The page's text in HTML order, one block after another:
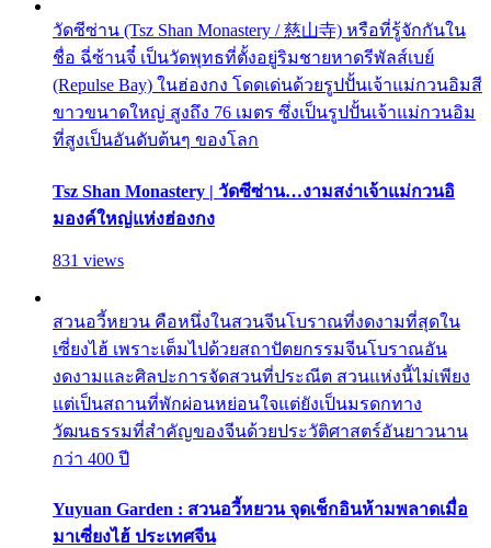
วัดซีซ่าน (Tsz Shan Monastery / 慈山寺) หรือที่รู้จักกันใน
ชื่อ ฉี่ซ้านจี๋ เป็นวัดพุทธที่ตั้งอยู่ริมชายหาดรีพัลส์เบย์
(Repulse Bay) ในฮ่องกง โดดเด่นด้วยรูปปั้นเจ้าแม่กวนอิมสี
ขาวขนาดใหญ่ สูงถึง 76 เมตร ซึ่งเป็นรูปปั้นเจ้าแม่กวนอิม
ที่สูงเป็นอันดับต้นๆ ของโลก
Tsz Shan Monastery | วัดซีซ่าน…งามสง่าเจ้าแม่กวนอิ
มองค์ใหญ่แห่งฮ่องกง
831 views
สวนอวี้หยวน คือหนึ่งในสวนจีนโบราณที่งดงามที่สุดใน
เซี่ยงไฮ้ เพราะเต็มไปด้วยสถาปัตยกรรมจีนโบราณอัน
งดงามและศิลปะการจัดสวนที่ประณีต สวนแห่งนี้ไม่เพียง
แต่เป็นสถานที่พักผ่อนหย่อนใจแต่ยังเป็นมรดกทาง
วัฒนธรรมที่สำคัญของจีนด้วยประวัติศาสตร์อันยาวนาน
กว่า 400 ปี
Yuyuan Garden : สวนอวี้หยวน จุดเช็กอินห้ามพลาดเมื่อ
มาเซี่ยงไฮ้ ประเทศจีน